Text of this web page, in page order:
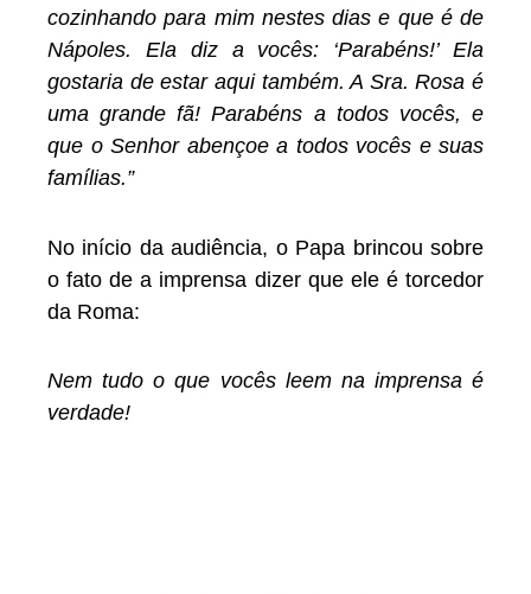
cozinhando para mim nestes dias e que é de
Nápoles. Ela diz a vocês: ‘Parabéns!’ Ela
gostaria de estar aqui também. A Sra. Rosa é
uma grande fã! Parabéns a todos vocês, e
que o Senhor abençoe a todos vocês e suas
famílias.”
No início da audiência, o Papa brincou sobre
o fato de a imprensa dizer que ele é torcedor
da Roma:
Nem tudo o que vocês leem na imprensa é
verdade!